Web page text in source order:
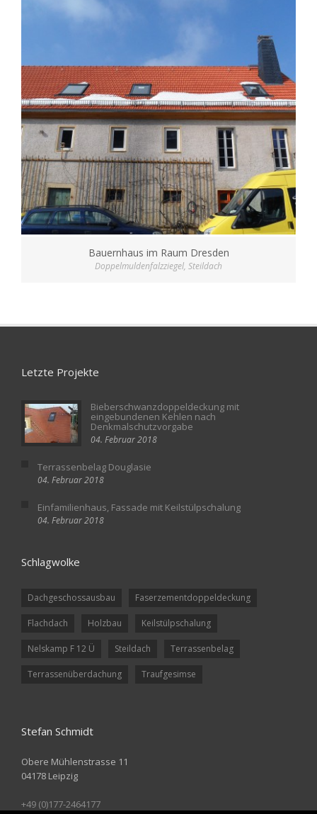
Bauernhaus im Raum Dresden
Doppelmuldenfalzziegel, Steildach
Letzte Projekte
Bieberschwanzdoppeldeckung mit
eingebundenen Kehlen nach
Denkmalschutzvorgabe
04. Februar 2018
Terrassenbelag Douglasie
04. Februar 2018
Einfamilienhaus, Fassade mit Keilstülpschalung
04. Februar 2018
Schlagwolke
Dachgeschossausbau Faserzementdoppeldeckung
Flachdach Holzbau Keilstülpschalung
Nelskamp F 12 Ü Steildach Terrassenbelag
Terrassenüberdachung Traufgesimse
Stefan Schmidt
Obere Mühlenstrasse 11
04178 Leipzig
+49 (0)177-2464177